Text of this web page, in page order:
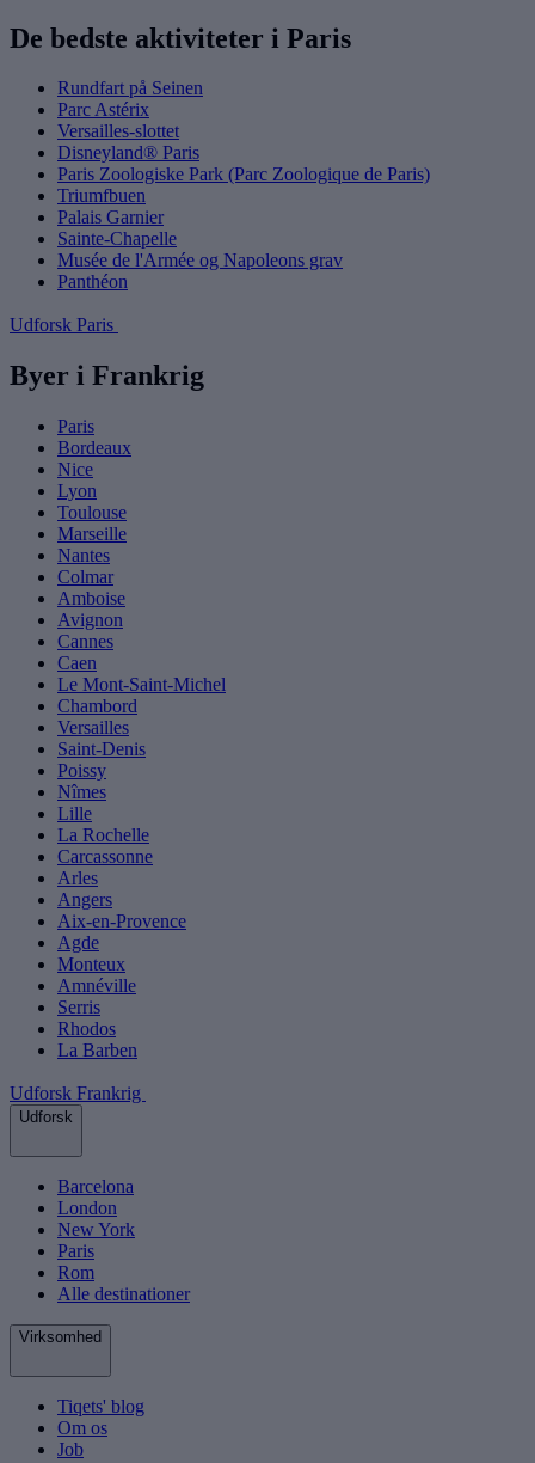
De bedste aktiviteter i Paris
Rundfart på Seinen
Parc Astérix
Versailles-slottet
Disneyland® Paris
Paris Zoologiske Park (Parc Zoologique de Paris)
Triumfbuen
Palais Garnier
Sainte-Chapelle
Musée de l'Armée og Napoleons grav
Panthéon
Udforsk Paris
Byer i Frankrig
Paris
Bordeaux
Nice
Lyon
Toulouse
Marseille
Nantes
Colmar
Amboise
Avignon
Cannes
Caen
Le Mont-Saint-Michel
Chambord
Versailles
Saint-Denis
Poissy
Nîmes
Lille
La Rochelle
Carcassonne
Arles
Angers
Aix-en-Provence
Agde
Monteux
Amnéville
Serris
Rhodos
La Barben
Udforsk Frankrig
Udforsk
Barcelona
London
New York
Paris
Rom
Alle destinationer
Virksomhed
Tiqets' blog
Om os
Job